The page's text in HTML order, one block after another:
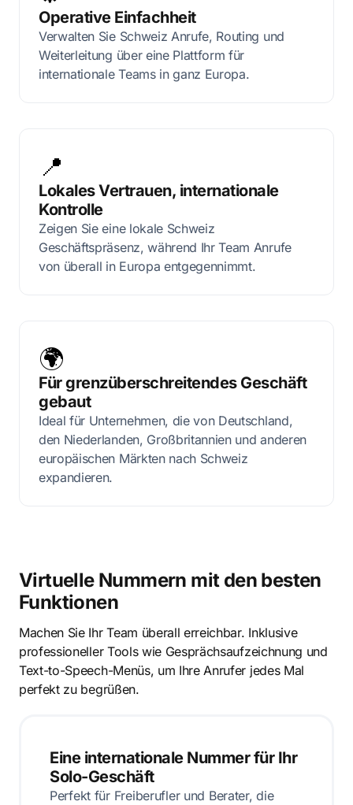
Operative Einfachheit
Verwalten Sie Schweiz Anrufe, Routing und
Weiterleitung über eine Plattform für
internationale Teams in ganz Europa.
📍
Lokales Vertrauen, internationale
Kontrolle
Zeigen Sie eine lokale Schweiz
Geschäftspräsenz, während Ihr Team Anrufe
von überall in Europa entgegennimmt.
🌍
Für grenzüberschreitendes Geschäft
gebaut
Ideal für Unternehmen, die von Deutschland,
den Niederlanden, Großbritannien und anderen
europäischen Märkten nach Schweiz
expandieren.
Virtuelle Nummern mit den besten
Funktionen
Machen Sie Ihr Team überall erreichbar. Inklusive
professioneller Tools wie Gesprächsaufzeichnung und
Text-to-Speech-Menüs, um Ihre Anrufer jedes Mal
perfekt zu begrüßen.
Eine internationale Nummer für Ihr
Solo-Geschäft
Perfekt für Freiberufler und Berater, die